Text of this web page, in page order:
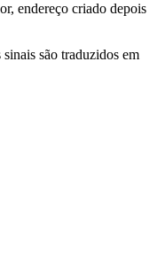
endereço criado depois
são traduzidos em